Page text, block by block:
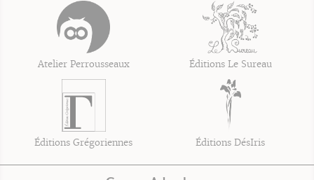
Atelier Perrousseaux Éditions Le Sureau
Éditions Grégoriennes Éditions DésIris